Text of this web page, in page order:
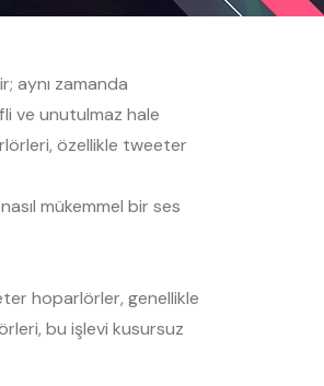
aynı zamanda
ve unutulmaz hale
özellikle tweeter
mükemmel bir ses
hoparlörler, genellikle
bu işlevi kusursuz